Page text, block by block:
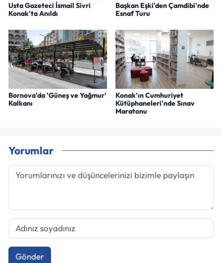
Usta Gazeteci İsmail Sivri
Konak'ta Anıldı
Başkan Eşki'den Çamdibi'nde
Esnaf Turu
Bornova'da 'Güneş ve Yağmur'
Kalkanı
Konak'ın Cumhuriyet
Kütüphaneleri'nde Sınav
Maratonu
Yorumlar
Gönder